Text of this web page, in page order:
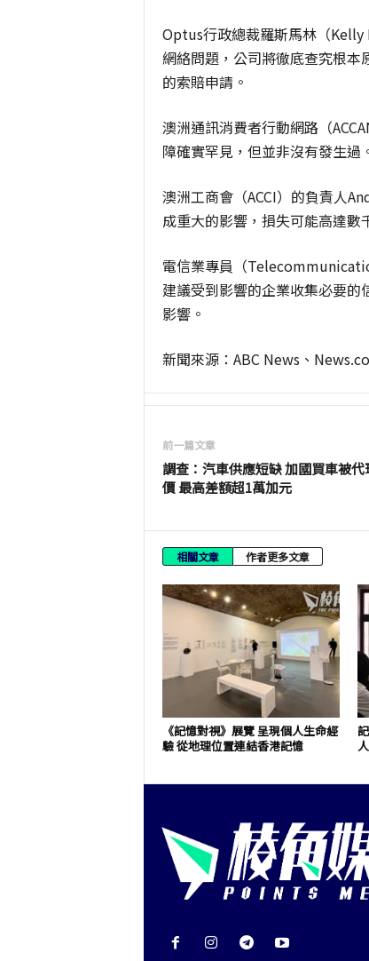
Optus行政總裁羅斯馬林（Kelly
網絡問題，公司將徹底查究根本
的索賠申請。
澳洲通訊消費者行動網路（
障確實罕見，但並非沒有發生過
澳洲工商會（ACCI）的負責人
成重大的影響，損失可能高達數
電信業專員（
建議受到影響的企業收集必要
影響。
新聞來源：ABC News、
前一篇文章
調查：汽車供應短缺 加國買車被代
價 最高差額超1萬加元
相關文章 作者更多文章
《記憶對視》展覽 呈現個人生命經
驗 從地理位置連結香港記憶